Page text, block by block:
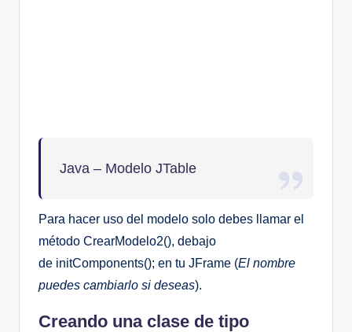
Java – Modelo JTable
Para hacer uso del modelo solo debes llamar el
método CrearModelo2(), debajo
de initComponents(); en tu JFrame (El nombre
puedes cambiarlo si deseas).
Creando una clase de tipo